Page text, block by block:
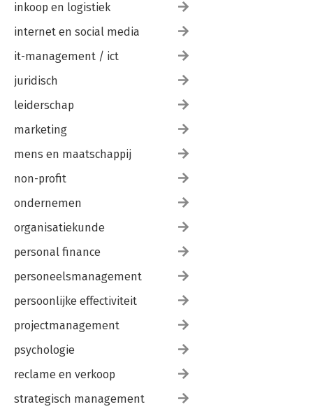
inkoop en logistiek
internet en social media
it-management / ict
juridisch
leiderschap
marketing
mens en maatschappij
non-profit
ondernemen
organisatiekunde
personal finance
personeelsmanagement
persoonlijke effectiviteit
projectmanagement
psychologie
reclame en verkoop
strategisch management